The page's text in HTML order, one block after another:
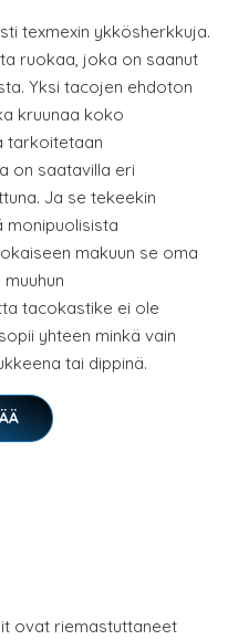
texmexin ykkösherkkuja.
ruokaa, joka on saanut
Yksi tacojen ehdoton
kruunaa koko
tarkoitetaan
on saatavilla eri
Ja se tekeekin
monipuolisista
makuun se oma
tacokastike ei ole
yhteen minkä vain
tai dippinä.
ovat riemastuttaneet